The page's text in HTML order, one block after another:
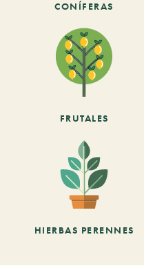
CONÍFERAS
FRUTALES
HIERBAS PERENNES